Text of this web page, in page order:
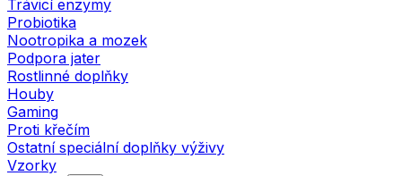
Trávicí enzymy
Probiotika
Nootropika a mozek
Podpora jater
Rostlinné doplňky
Houby
Gaming
Proti křečím
Ostatní speciální doplňky výživy
Vzorky